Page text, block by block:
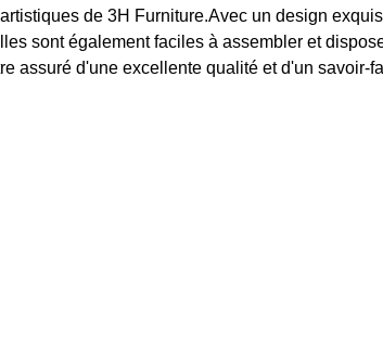
de 3H Furniture.Avec un design
sont également faciles à assembler et
assuré d'une excellente qualité et d'un